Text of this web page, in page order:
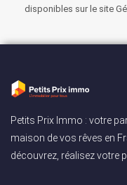
disponibles sur le site
Petits Prix Immo : votre
maison de vos rêves en
découvrez, réalisez votre